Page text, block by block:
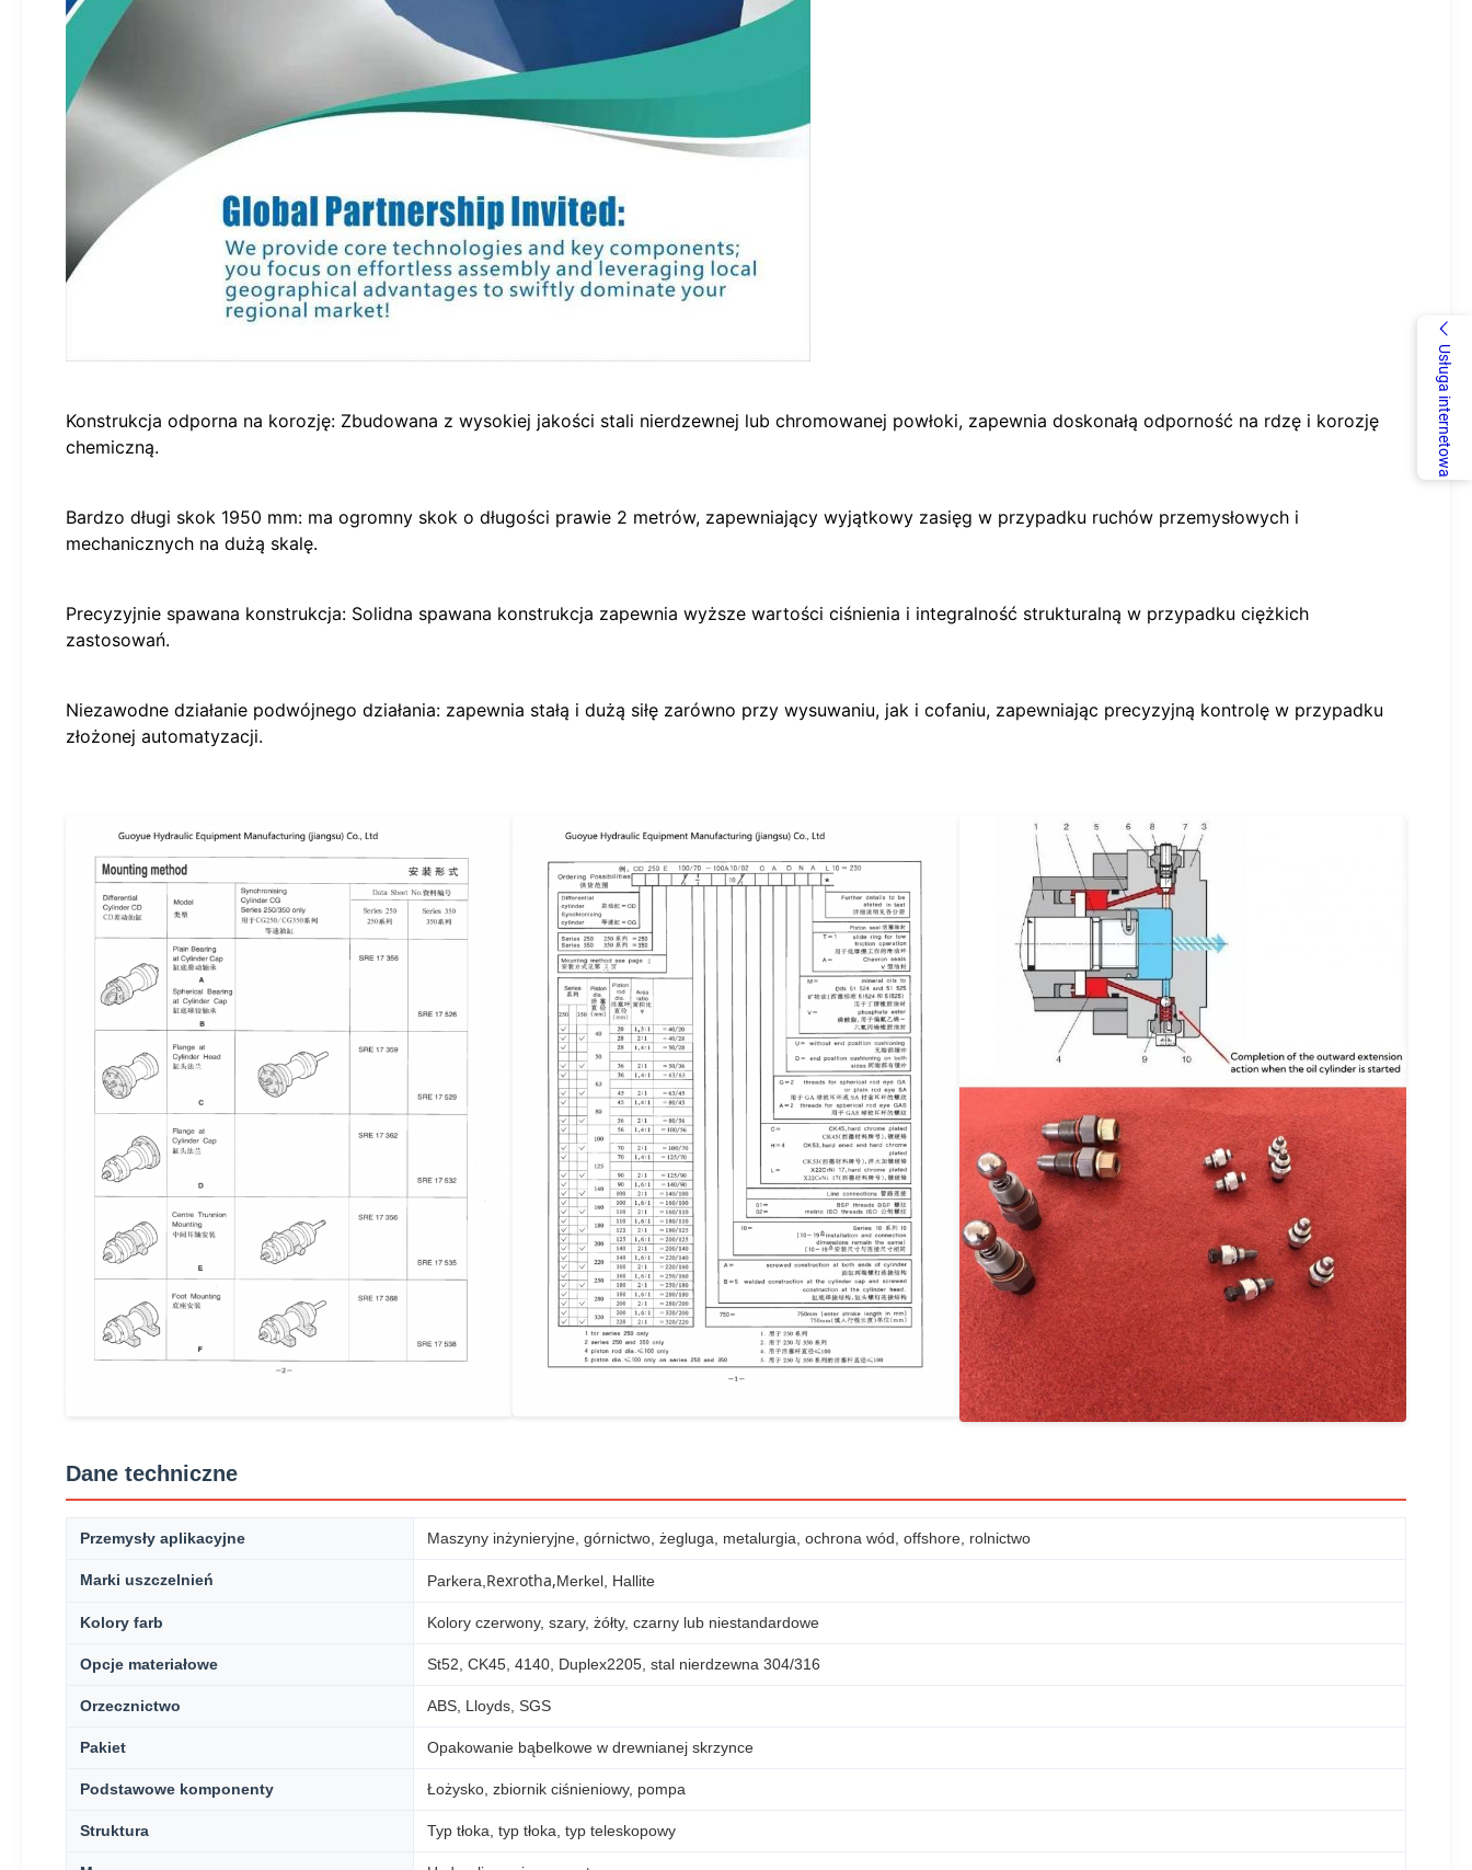
Usługa internetowa
Konstrukcja odporna na korozję: Zbudowana z wysokiej jakości stali nierdzewnej lub chromowanej powłoki, zapewnia doskonałą odporność na rdzę i korozję
chemiczną.
Bardzo długi skok 1950 mm: ma ogromny skok o długości prawie 2 metrów, zapewniający wyjątkowy zasięg w przypadku ruchów przemysłowych i
mechanicznych na dużą skalę.
Precyzyjnie spawana konstrukcja: Solidna spawana konstrukcja zapewnia wyższe wartości ciśnienia i integralność strukturalną w przypadku ciężkich
zastosowań.
Niezawodne działanie podwójnego działania: zapewnia stałą i dużą siłę zarówno przy wysuwaniu, jak i cofaniu, zapewniając precyzyjną kontrolę w przypadku
złożonej automatyzacji.
Dane techniczne
Przemysły aplikacyjne Maszyny inżynieryjne, górnictwo, żegluga, metalurgia, ochrona wód, offshore, rolnictwo
Marki uszczelnień Parkera, Rexrotha,Merkel, Hallite
Kolory farb Kolory czerwony, szary, żółty, czarny lub niestandardowe
Opcje materiałowe St52, CK45, 4140, Duplex2205, stal nierdzewna 304/316
Orzecznictwo ABS, Lloyds, SGS
Pakiet Opakowanie bąbelkowe w drewnianej skrzynce
Podstawowe komponenty Łożysko, zbiornik ciśnieniowy, pompa
Struktura Typ tłoka, typ tłoka, typ teleskopowy